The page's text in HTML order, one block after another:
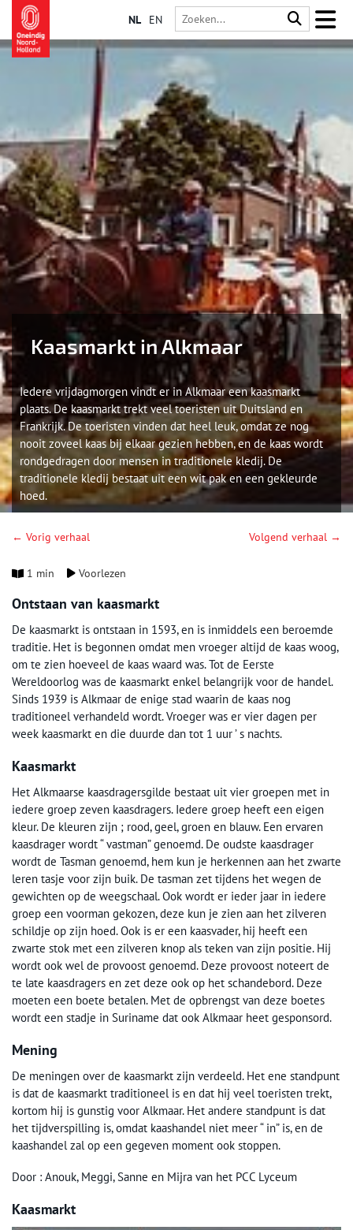
NL EN
Kaasmarkt in Alkmaar
Iedere vrijdagmorgen vindt er in Alkmaar een kaasmarkt
plaats. De kaasmarkt trekt veel toeristen uit Duitsland en
Frankrijk. De toeristen vinden dat heel leuk, omdat ze nog
nooit zoveel kaas bij elkaar gezien hebben, en de kaas wordt
rondgedragen door mensen in traditionele kledij. De
traditionele kledij bestaat uit een wit pak en een gekleurde
hoed.
← Vorig verhaal Volgend verhaal →
1 min Voorlezen
Ontstaan van kaasmarkt
De kaasmarkt is ontstaan in 1593, en is inmiddels een beroemde
traditie. Het is begonnen omdat men vroeger altijd de kaas woog,
om te zien hoeveel de kaas waard was. Tot de Eerste
Wereldoorlog was de kaasmarkt enkel belangrijk voor de handel.
Sinds 1939 is Alkmaar de enige stad waarin de kaas nog
traditioneel verhandeld wordt. Vroeger was er vier dagen per
week kaasmarkt en die duurde dan tot 1 uur ’ s nachts.
Kaasmarkt
Het Alkmaarse kaasdragersgilde bestaat uit vier groepen met in
iedere groep zeven kaasdragers. Iedere groep heeft een eigen
kleur. De kleuren zijn ; rood, geel, groen en blauw. Een ervaren
kaasdrager wordt “ vastman” genoemd. De oudste kaasdrager
wordt de Tasman genoemd, hem kun je herkennen aan het zwarte
leren tasje voor zijn buik. De tasman zet tijdens het wegen de
gewichten op de weegschaal. Ook wordt er ieder jaar in iedere
groep een voorman gekozen, deze kun je zien aan het zilveren
schildje op zijn hoed. Ook is er een kaasvader, hij heeft een
zwarte stok met een zilveren knop als teken van zijn positie. Hij
wordt ook wel de provoost genoemd. Deze provoost noteert de
te late kaasdragers en zet deze ook op het schandebord. Deze
moeten een boete betalen. Met de opbrengst van deze boetes
wordt een stadje in Suriname dat ook Alkmaar heet gesponsord.
Mening
De meningen over de kaasmarkt zijn verdeeld. Het ene standpunt
is dat de kaasmarkt traditioneel is en dat hij veel toeristen trekt,
kortom hij is gunstig voor Alkmaar. Het andere standpunt is dat
het tijdverspilling is, omdat kaashandel niet meer “ in” is, en de
kaashandel zal op een gegeven moment ook stoppen.
Door : Anouk, Meggi, Sanne en Mijra van het PCC Lyceum
Kaasmarkt